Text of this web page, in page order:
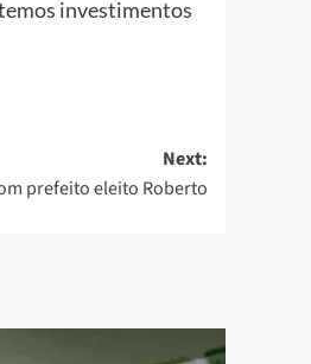
investimentos
Next:
prefeito eleito Roberto